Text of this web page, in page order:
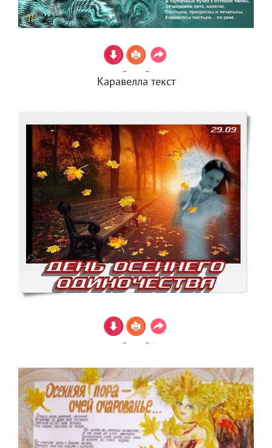
Каравелла текст